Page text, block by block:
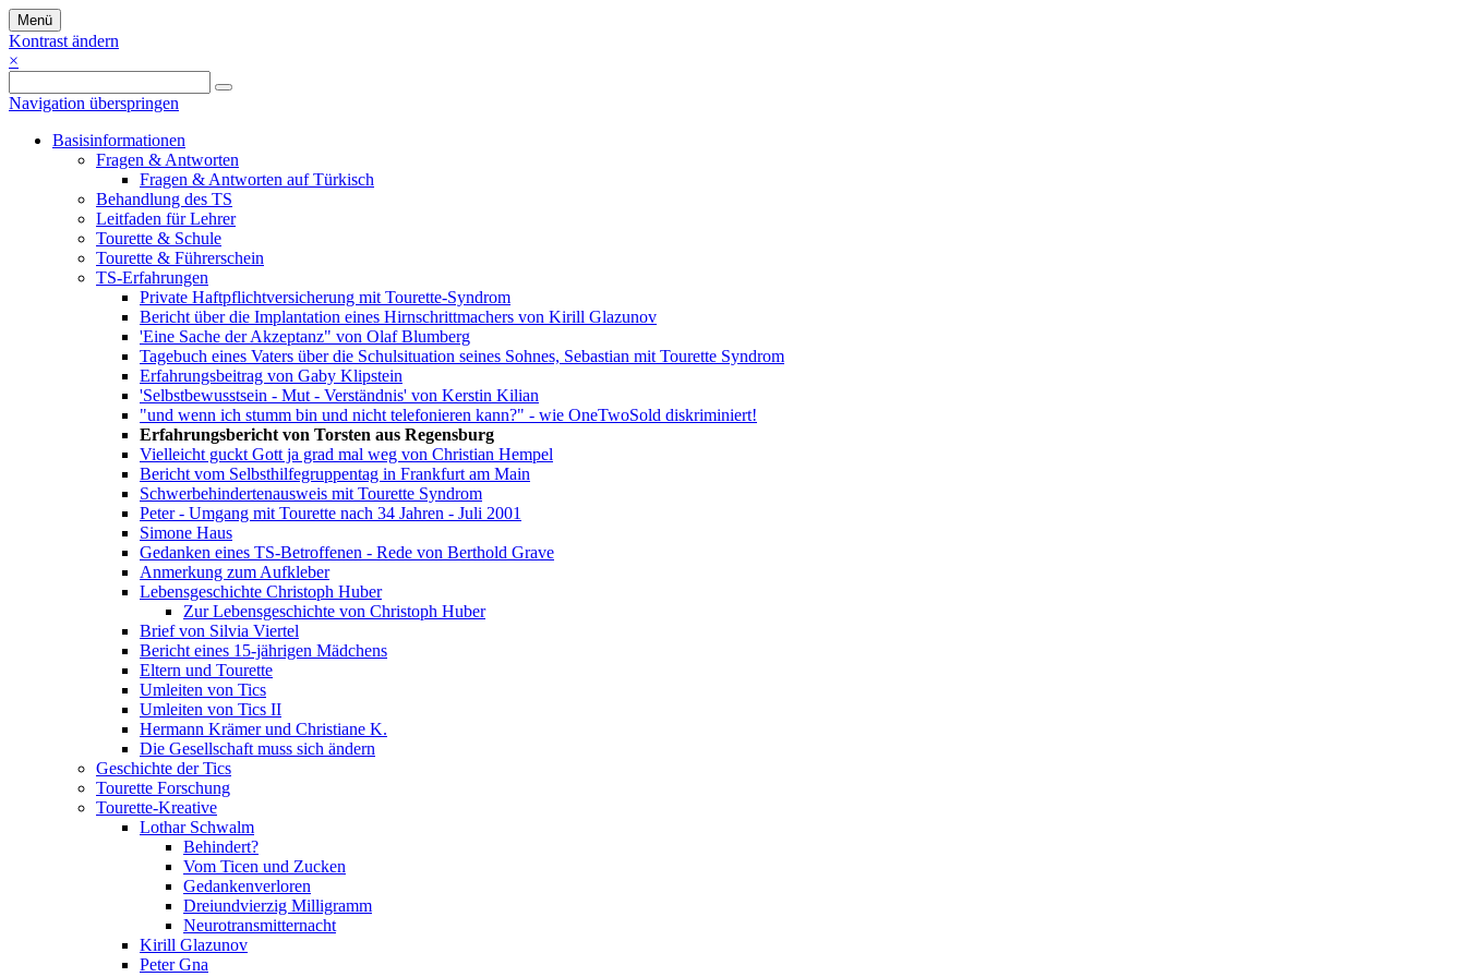
Menü
Kontrast ändern
×
Navigation überspringen
Basisinformationen
Fragen & Antworten
Fragen & Antworten auf Türkisch
Behandlung des TS
Leitfaden für Lehrer
Tourette & Schule
Tourette & Führerschein
TS-Erfahrungen
Private Haftpflichtversicherung mit Tourette-Syndrom
Bericht über die Implantation eines Hirnschrittmachers von Kirill Glazunov
'Eine Sache der Akzeptanz" von Olaf Blumberg
Tagebuch eines Vaters über die Schulsituation seines Sohnes, Sebastian mit Tourette Syndrom
Erfahrungsbeitrag von Gaby Klipstein
'Selbstbewusstsein - Mut - Verständnis' von Kerstin Kilian
"und wenn ich stumm bin und nicht telefonieren kann?" - wie OneTwoSold diskriminiert!
Erfahrungsbericht von Torsten aus Regensburg
Vielleicht guckt Gott ja grad mal weg von Christian Hempel
Bericht vom Selbsthilfegruppentag in Frankfurt am Main
Schwerbehindertenausweis mit Tourette Syndrom
Peter - Umgang mit Tourette nach 34 Jahren - Juli 2001
Simone Haus
Gedanken eines TS-Betroffenen - Rede von Berthold Grave
Anmerkung zum Aufkleber
Lebensgeschichte Christoph Huber
Zur Lebensgeschichte von Christoph Huber
Brief von Silvia Viertel
Bericht eines 15-jährigen Mädchens
Eltern und Tourette
Umleiten von Tics
Umleiten von Tics II
Hermann Krämer und Christiane K.
Die Gesellschaft muss sich ändern
Geschichte der Tics
Tourette Forschung
Tourette-Kreative
Lothar Schwalm
Behindert?
Vom Ticen und Zucken
Gedankenverloren
Dreiundvierzig Milligramm
Neurotransmitternacht
Kirill Glazunov
Peter Gna